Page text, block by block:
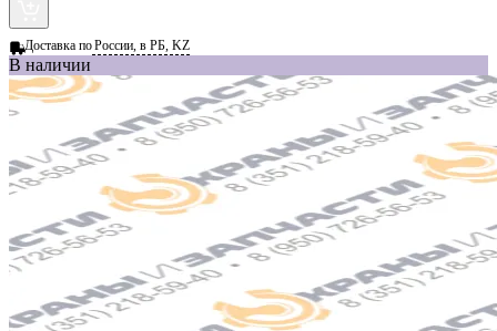
Доставка поРоссии, в РБ, KZ
В наличии